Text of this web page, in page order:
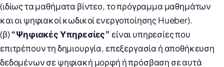
(ιδίως τα μαθήματα βίντεο, το πρόγραμμα μαθημάτων
και οι ψηφιακοί κωδικοί ενεργοποίησης Hueber).
(β)“Ψηφιακές Υπηρεσίες” είναι υπηρεσίες που
επιτρέπουν τη δημιουργία, επεξεργασία ή αποθήκευση
δεδομένων σε ψηφιακή μορφή ή πρόσβαση σε αυτά